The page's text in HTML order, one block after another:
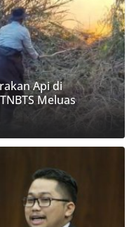
Api di
Meluas